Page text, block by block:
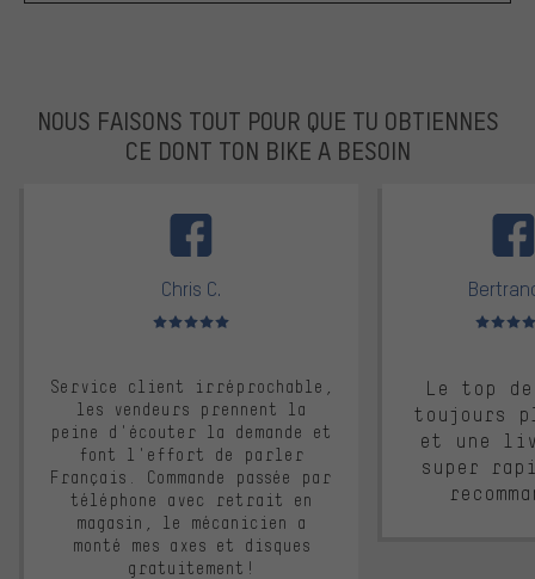
NOUS FAISONS TOUT POUR QUE TU OBTIENNES
CE DONT TON BIKE A BESOIN
Chris C.
Note moyenne : 5 sur 5
Service client irréprochable,
les vendeurs prennent la
peine d'écouter la demande et
font l'effort de parler
Français. Commande passée par
téléphone avec retrait en
magasin, le mécanicien a
monté mes axes et disques
gratuitement!
Note
Le top
toujours
et une
super